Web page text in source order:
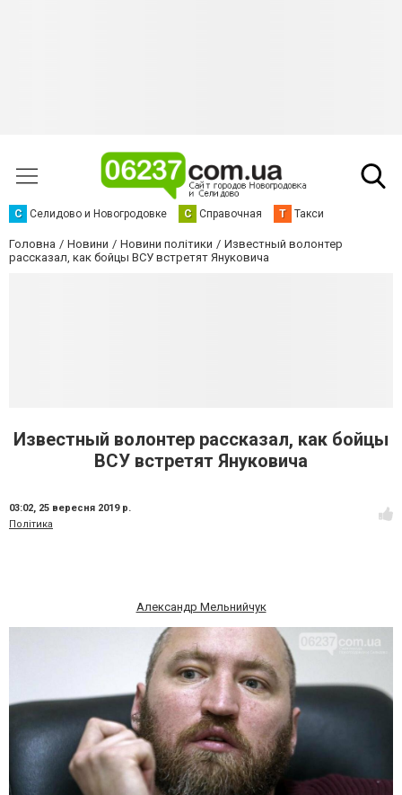
С Селидово и Новогродовке С Справочная Т Такси
Головна Новини Новини політики
Известный волонтер
рассказал, как бойцы ВСУ встретят Януковича
Известный волонтер рассказал, как бойцы
ВСУ встретят Януковича
03:02, 25 вересня 2019 р.
Політика
Александр Мельнийчук